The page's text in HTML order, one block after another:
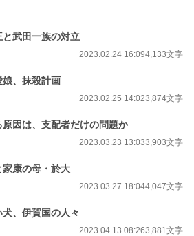
武田一族の対立
2023.02.24 16:094,133文字
、抹殺計画
2023.02.25 14:023,874文字
因は、支配者だけの問題か
2023.03.23 13:033,903文字
康の母・於大
2023.03.27 18:044,047文字
、伊賀国の人々
2023.04.13 08:263,881文字